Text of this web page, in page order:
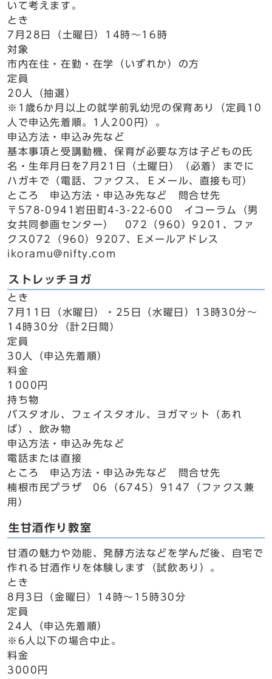
いて考えます。
とき
7月28日（土曜日）14時～16時
対象
市内在住・在勤・在学（いずれか）の方
定員
20人（抽選）
※1歳6か月以上の就学前乳幼児の保育あり（定員10
人で申込先着順。1人200円）。
申込方法・申込み先など
基本事項と受講動機、保育が必要な方は子どもの氏
名・生年月日を7月21日（土曜日）（必着）までに
ハガキで（電話、ファクス、Ｅメール、直接も可）
ところ 申込方法・申込み先など 問合せ先
〒578-0941岩田町4-3-22-600 イコーラム（男
女共同参画センター） 072（960）9201、ファ
クス072（960）9207、Eメールアドレス
ikoramu@nifty.com
ストレッチヨガ
とき
7月11日（水曜日）・25日（水曜日）13時30分～
14時30分（計2日間）
定員
30人（申込先着順）
料金
1000円
持ち物
バスタオル、フェイスタオル、ヨガマット（あれ
ば）、飲み物
申込方法・申込み先など
電話または直接
ところ 申込方法・申込み先など 問合せ先
楠根市民プラザ 06（6745）9147（ファクス兼
用）
生甘酒作り教室
甘酒の魅力や効能、発酵方法などを学んだ後、自宅で
作れる甘酒作りを体験します（試飲あり）。
とき
8月3日（金曜日）14時～15時30分
定員
24人（申込先着順）
※6人以下の場合中止。
料金
3000円